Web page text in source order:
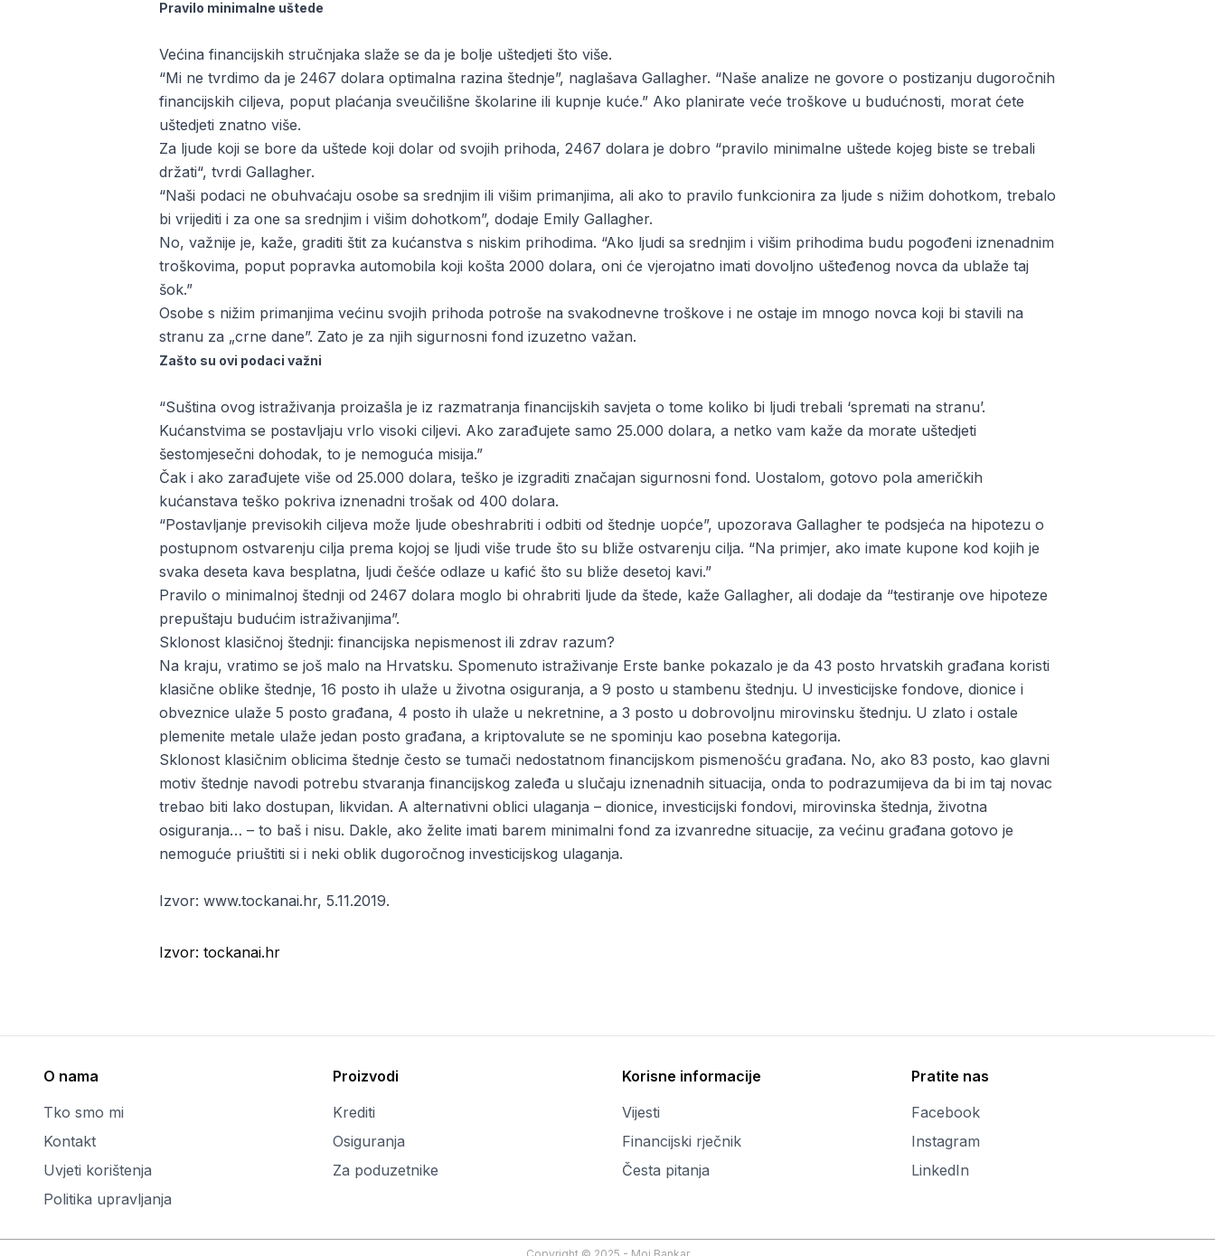
Pravilo minimalne uštede
Većina financijskih stručnjaka slaže se da je bolje uštedjeti što više.
“Mi ne tvrdimo da je 2467 dolara optimalna razina štednje”, naglašava Gallagher. “Naše analize ne govore o postizanju dugoročnih
financijskih ciljeva, poput plaćanja sveučilišne školarine ili kupnje kuće.” Ako planirate veće troškove u budućnosti, morat ćete
uštedjeti znatno više.
Za ljude koji se bore da uštede koji dolar od svojih prihoda, 2467 dolara je dobro “pravilo minimalne uštede kojeg biste se trebali
držati“, tvrdi Gallagher.
“Naši podaci ne obuhvaćaju osobe sa srednjim ili višim primanjima, ali ako to pravilo funkcionira za ljude s nižim dohotkom, trebalo
bi vrijediti i za one sa srednjim i višim dohotkom”, dodaje Emily Gallagher.
No, važnije je, kaže, graditi štit za kućanstva s niskim prihodima. “Ako ljudi sa srednjim i višim prihodima budu pogođeni iznenadnim
troškovima, poput popravka automobila koji košta 2000 dolara, oni će vjerojatno imati dovoljno ušteđenog novca da ublaže taj
šok.”
Osobe s nižim primanjima većinu svojih prihoda potroše na svakodnevne troškove i ne ostaje im mnogo novca koji bi stavili na
stranu za „crne dane”. Zato je za njih sigurnosni fond izuzetno važan.
Zašto su ovi podaci važni
“Suština ovog istraživanja proizašla je iz razmatranja financijskih savjeta o tome koliko bi ljudi trebali ‘spremati na stranu’.
Kućanstvima se postavljaju vrlo visoki ciljevi. Ako zarađujete samo 25.000 dolara, a netko vam kaže da morate uštedjeti
šestomjesečni dohodak, to je nemoguća misija.”
Čak i ako zarađujete više od 25.000 dolara, teško je izgraditi značajan sigurnosni fond. Uostalom, gotovo pola američkih
kućanstava teško pokriva iznenadni trošak od 400 dolara.
“Postavljanje previsokih ciljeva može ljude obeshrabriti i odbiti od štednje uopće”, upozorava Gallagher te podsjeća na hipotezu o
postupnom ostvarenju cilja prema kojoj se ljudi više trude što su bliže ostvarenju cilja. “Na primjer, ako imate kupone kod kojih je
svaka deseta kava besplatna, ljudi češće odlaze u kafić što su bliže desetoj kavi.”
Pravilo o minimalnoj štednji od 2467 dolara moglo bi ohrabriti ljude da štede, kaže Gallagher, ali dodaje da “testiranje ove hipoteze
prepuštaju budućim istraživanjima”.
Sklonost klasičnoj štednji: financijska nepismenost ili zdrav razum?
Na kraju, vratimo se još malo na Hrvatsku. Spomenuto istraživanje Erste banke pokazalo je da 43 posto hrvatskih građana koristi
klasične oblike štednje, 16 posto ih ulaže u životna osiguranja, a 9 posto u stambenu štednju. U investicijske fondove, dionice i
obveznice ulaže 5 posto građana, 4 posto ih ulaže u nekretnine, a 3 posto u dobrovoljnu mirovinsku štednju. U zlato i ostale
plemenite metale ulaže jedan posto građana, a kriptovalute se ne spominju kao posebna kategorija.
Sklonost klasičnim oblicima štednje često se tumači nedostatnom financijskom pismenošću građana. No, ako 83 posto, kao glavni
motiv štednje navodi potrebu stvaranja financijskog zaleđa u slučaju iznenadnih situacija, onda to podrazumijeva da bi im taj novac
trebao biti lako dostupan, likvidan. A alternativni oblici ulaganja – dionice, investicijski fondovi, mirovinska štednja, životna
osiguranja… – to baš i nisu. Dakle, ako želite imati barem minimalni fond za izvanredne situacije, za većinu građana gotovo je
nemoguće priuštiti si i neki oblik dugoročnog investicijskog ulaganja.
Izvor: www.tockanai.hr, 5.11.2019.
Izvor: tockanai.hr
O nama
Tko smo mi
Kontakt
Uvjeti korištenja
Politika upravljanja
Proizvodi
Krediti
Osiguranja
Za poduzetnike
Korisne informacije
Vijesti
Financijski rječnik
Česta pitanja
Pratite nas
Facebook
Instagram
LinkedIn